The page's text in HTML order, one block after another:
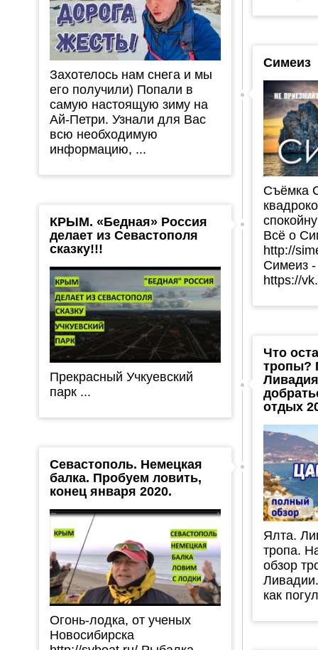
Захотелось нам снега и мы
его получили) Попали в
самую настоящую зиму на
Ай-Петри. Узнали для Вас
всю необходимую
информацию, ...
Симеиз
Съёмка
Всё о
http://
Симеиз -
https://
КРЫМ. «Бедная» Россия
делает из Севастополя
сказку!!!
Прекрасный Учкуевский
парк ...
Что
тропы?
отдых
Ялта.
тропа.
обзор
как
Севастополь. Немецкая
балка. Пробуем ловить,
конец января 2020.
Огонь-лодка, от ученых
Новосибирска